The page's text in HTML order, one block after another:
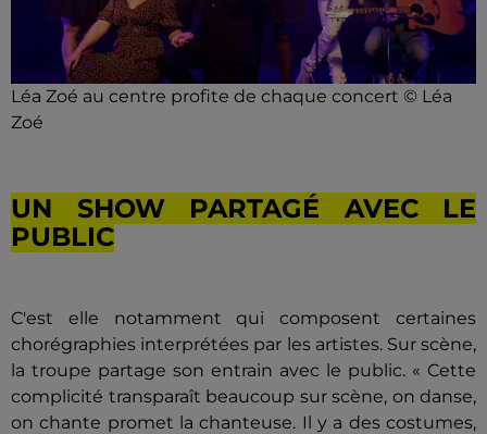
Léa Zoé au centre profite de chaque concert © Léa
Zoé
UN SHOW PARTAGÉ AVEC LE
PUBLIC
C'est elle notamment qui composent certaines
chorégraphies interprétées par les artistes. Sur scène,
la troupe partage son entrain avec le public. « Cette
complicité transparaît beaucoup sur scène, on danse,
on chante promet la chanteuse. Il y a des costumes,